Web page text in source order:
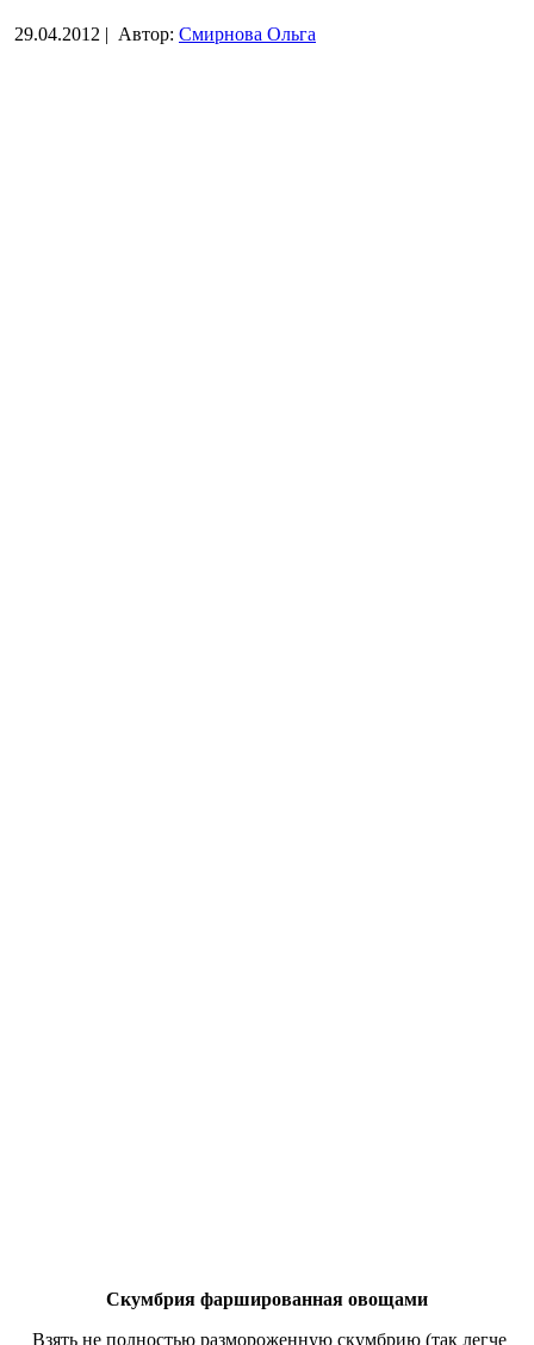
29.04.2012 | Автор: Смирнова Ольга
Скумбрия фаршированная овощами
Взять не полностью размороженную скумбрию (так легче